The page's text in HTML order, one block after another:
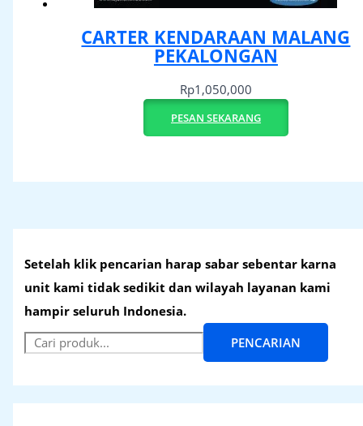
Setelah klik pencarian harap sabar sebentar karna
unit kami tidak sedikit dan wilayah layanan kami
hampir seluruh Indonesia.
PENCARIAN
CARTER KENDARAAN MALANG
PEKALONGAN
Rp1,050,000
PESAN SEKARANG